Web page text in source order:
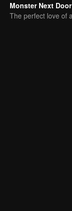
Monster Next Door